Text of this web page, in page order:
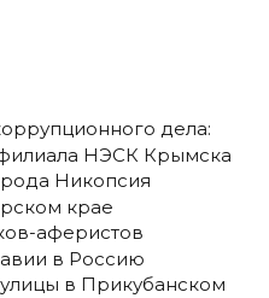
дела:
НЭСК Крымска
Никопсия
крае
аферистов
в Россию
в Прикубанском